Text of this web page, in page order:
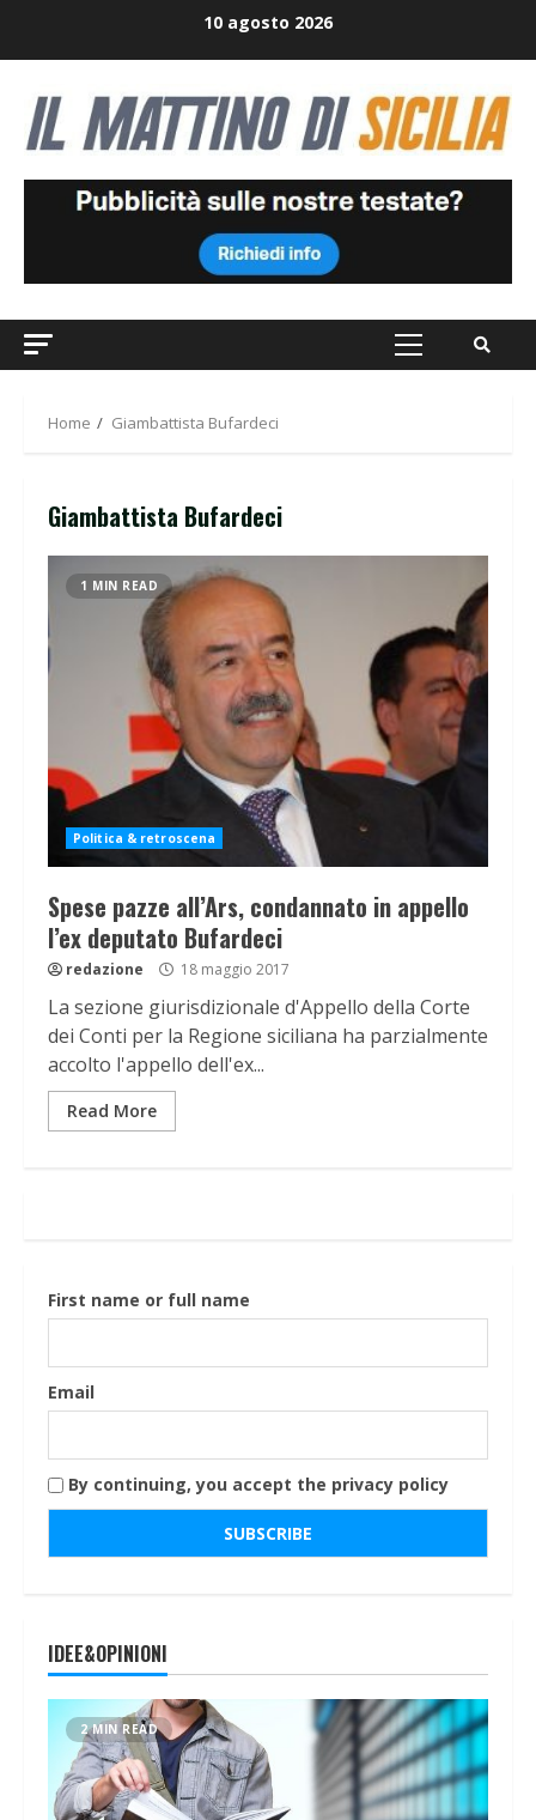
10 agosto 2026
Primary
Home Giambattista Bufardeci
Giambattista Bufardeci
1 MIN READ
Politica & retroscena
Spese pazze all’Ars, condannato in appello
l’ex deputato Bufardeci
redazione 18 maggio 2017
La sezione giurisdizionale d'Appello della Corte
dei Conti per la Regione siciliana ha parzialmente
accolto l'appello dell'ex...
Read More
First name or full name
Email
By continuing, you accept the privacy policy
IDEE&OPINIONI
2 MIN READ